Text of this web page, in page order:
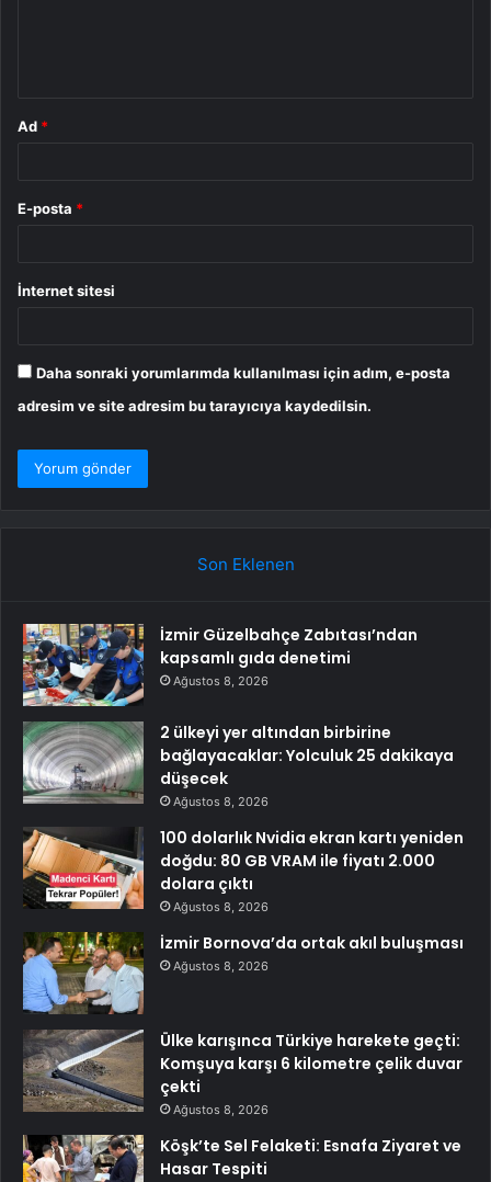
Ad *
E-posta *
İnternet sitesi
Daha sonraki yorumlarımda kullanılması için adım, e-posta
adresim ve site adresim bu tarayıcıya kaydedilsin.
Son Eklenen
İzmir Güzelbahçe Zabıtası’ndan
kapsamlı gıda denetimi
Ağustos 8, 2026
2 ülkeyi yer altından birbirine
bağlayacaklar: Yolculuk 25 dakikaya
düşecek
Ağustos 8, 2026
100 dolarlık Nvidia ekran kartı yeniden
doğdu: 80 GB VRAM ile fiyatı 2.000
dolara çıktı
Ağustos 8, 2026
İzmir Bornova’da ortak akıl buluşması
Ağustos 8, 2026
Ülke karışınca Türkiye harekete geçti:
Komşuya karşı 6 kilometre çelik duvar
çekti
Ağustos 8, 2026
Köşk’te Sel Felaketi: Esnafa Ziyaret ve
Hasar Tespiti